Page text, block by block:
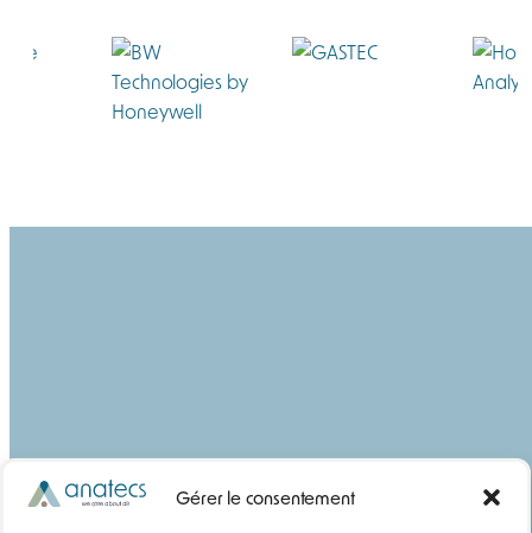
Gérer le consentement